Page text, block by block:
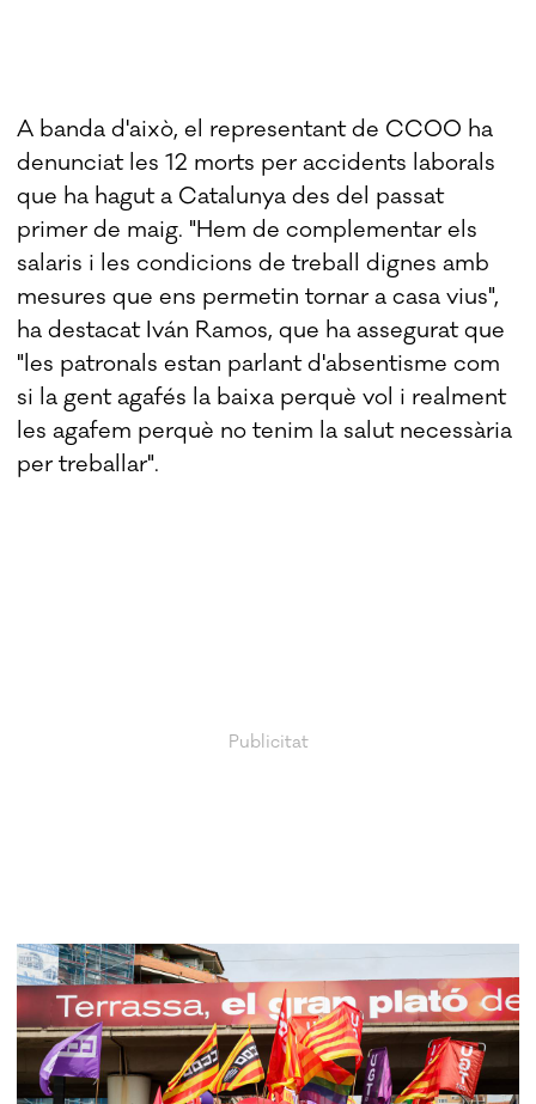
A banda d'això, el representant de CCOO ha
denunciat les 12 morts per accidents laborals
que ha hagut a Catalunya des del passat
primer de maig. "Hem de complementar els
salaris i les condicions de treball dignes amb
mesures que ens permetin tornar a casa vius",
ha destacat Iván Ramos, que ha assegurat que
"les patronals estan parlant d'absentisme com
si la gent agafés la baixa perquè vol i realment
les agafem perquè no tenim la salut necessària
per treballar".